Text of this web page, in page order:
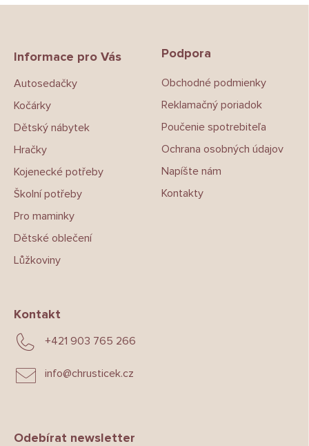
Informace pro Vás
Autosedačky
Kočárky
Dětský nábytek
Hračky
Kojenecké potřeby
Školní potřeby
Pro maminky
Dětské oblečení
Lůžkoviny
Podpora
Obchodné podmienky
Reklamačný poriadok
Poučenie spotrebiteľa
Ochrana osobných údajov
Napíšte nám
Kontakty
Kontakt
info@chrusticek.cz
+421 903 765 266
Odebírat newsletter